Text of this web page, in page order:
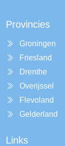
Provincies
Groningen
Friesland
Drenthe
Overijssel
Flevoland
Gelderland
Links